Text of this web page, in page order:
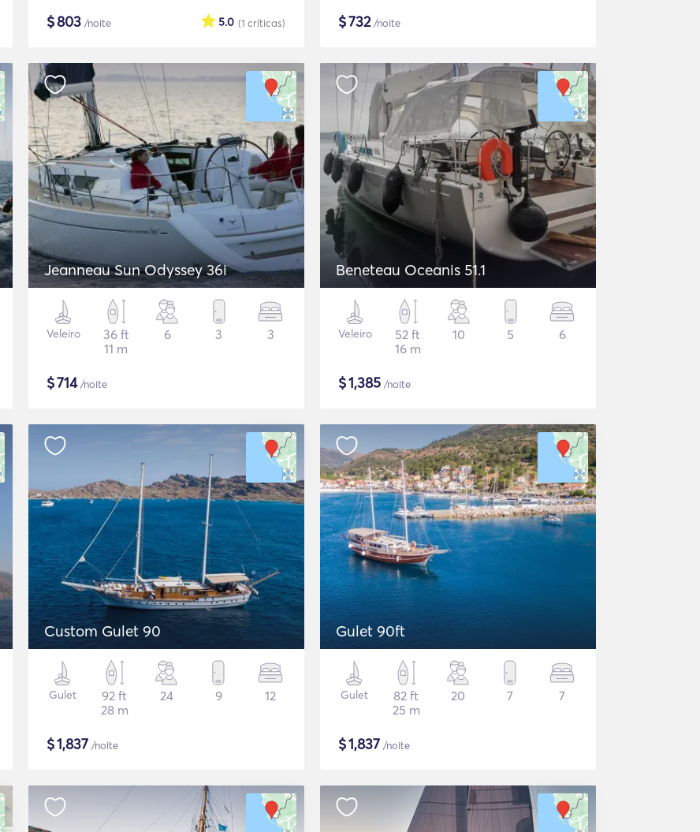
$803 /noite (1 críticas)
5.0 $732/noite
Jeanneau Sun Odyssey 36i
Veleiro
36 ft
11 m
6 3 3
$714/noite
Beneteau Oceanis 51.1
Veleiro
52 ft
16 m
10 5 6
$1,385 /noite
Custom Gulet 90
Gulet
92 ft
28 m
24 9 12
$1,837 /noite
Gulet 90ft
Gulet
82 ft
25 m
20 7 7
$1,837 /noite